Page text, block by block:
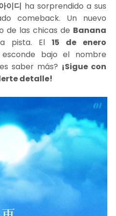
이디 ha sorprendido a sus
comeback. Un nuevo
de las chicas de Banana
pista. El 15 de enero
bajo el nombre
saber más? ¡Sigue con
detalle!